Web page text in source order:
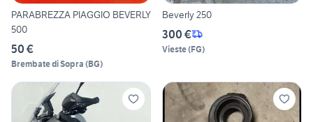
PARABREZZA PIAGGIO BEVERLY
500
50 €
Brembate di Sopra (BG)
Beverly 250
300 €
Vieste(FG)